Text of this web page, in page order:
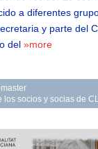
a diferentes
y parte del
del»more
los socios y socias de